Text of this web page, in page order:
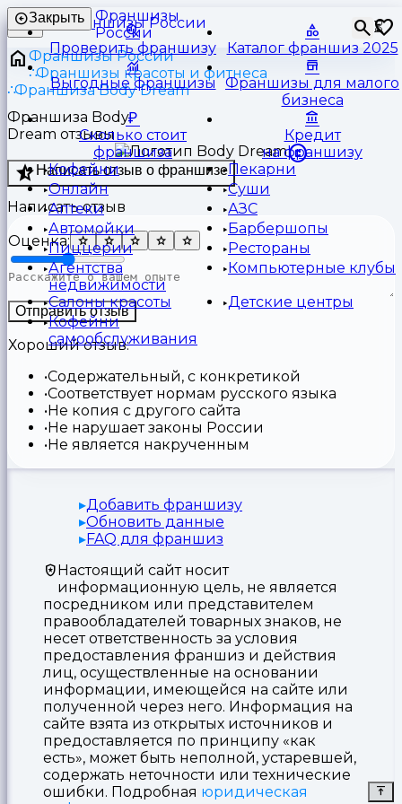
Франшизы
России
⏳
Закрыть
Проверить франшизу Каталог франшиз 2025
Выгодные франшизы
Франшизы для малого
бизнеса
Сколько стоит
франшиза
Кредит
на франшизу
Кофейни
Пекарни
Онлайн
Суши
Аптеки
АЗС
Автомойки
Барбершопы
Пиццерии
Рестораны
Агентства
недвижимости
Компьютерные клубы
Салоны красоты
Детские центры
Кофейни
самообслуживания
Франшизы России
Франшизы красоты и фитнеса
Франшиза Body Dream
Франшиза Body
Dream отзывы
Написать отзыв о франшизе
Написать отзыв
Оценка:
Отправить отзыв
Хороший отзыв:
Содержательный, с конкретикой
Соответствует нормам русского языка
Не копия с другого сайта
Не нарушает законы России
Не является накрученным
Добавить франшизу
Обновить данные
FAQ для франшиз
Настоящий сайт носит
информационную цель, не является
посредником или представителем
правообладателей товарных знаков, не
несет ответственность за условия
предоставления франшиз и действия
лиц, осуществленные на основании
информации, имеющейся на сайте или
полученной через него. Информация на
сайте взята из открытых источников и
предоставляется по принципу «как
есть», может быть неполной, устаревшей,
содержать неточности или технические
ошибки. Подробная юридическая